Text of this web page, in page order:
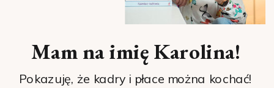
Pokazuję, że kadry i płace można kochać!
Mam na imię Karolina!